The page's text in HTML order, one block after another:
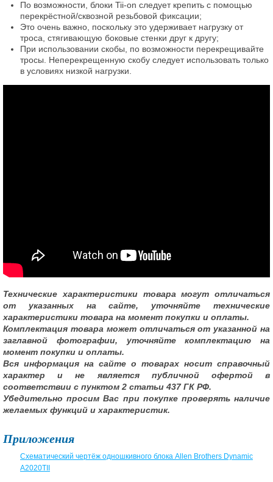
По возможности, блоки Tii-on следует крепить с помощью
перекрёстной/сквозной резьбовой фиксации;
Это очень важно, поскольку это удерживает нагрузку от
троса, стягивающую боковые стенки друг к другу;
При использовании скобы, по возможности перекрещивайте
тросы. Неперекрещенную скобу следует использовать только
в условиях низкой нагрузки.
Технические характеристики товара могут отличаться
от указанных на сайте, уточняйте технические
характеристики товара на момент покупки и оплаты.
Комплектация товара может отличаться от указанной на
заглавной фотографии, уточняйте комплектацию на
момент покупки и оплаты.
Вся информация на сайте о товарах носит справочный
характер и не является публичной офертой в
соответствии с пунктом 2 статьи 437 ГК РФ.
Убедительно просим Вас при покупке проверять наличие
желаемых функций и характеристик.
Приложения
Схематический чертёж одношкивного блока Allen Brothers Dynamic
A2020TII